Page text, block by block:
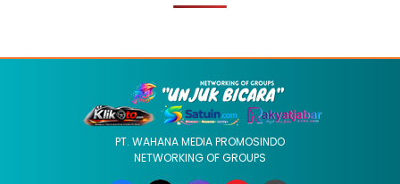
PT. WAHANA MEDIA PROMOSINDO
NETWORKING OF GROUPS